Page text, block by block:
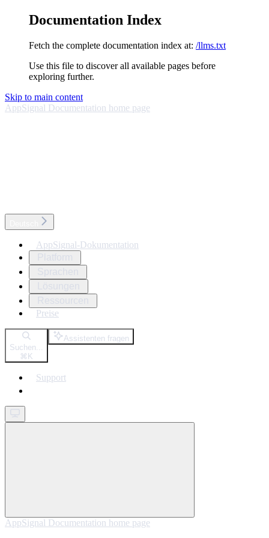
Documentation Index
Fetch the complete documentation index at: /llms.txt
Use this file to discover all available pages before
exploring further.
Skip to main content
AppSignal Documentation home page
AppSignal-Dokumentation
Preise
Suchen...
⌘ K
Assistenten fragen
Support
AppSignal Documentation home page